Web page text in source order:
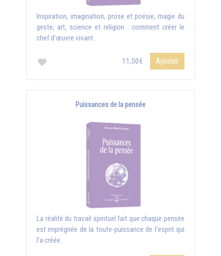
Inspiration, imagination, prose et poésie, magie du
geste, art, science et religion : comment créer le
chef d'œuvre vivant.
11,50€ Ajouter
Puissances de la pensée
La réalité du travail spirituel fait que chaque pensée
est imprégnée de la toute-puissance de l'esprit qui
l'a créée.